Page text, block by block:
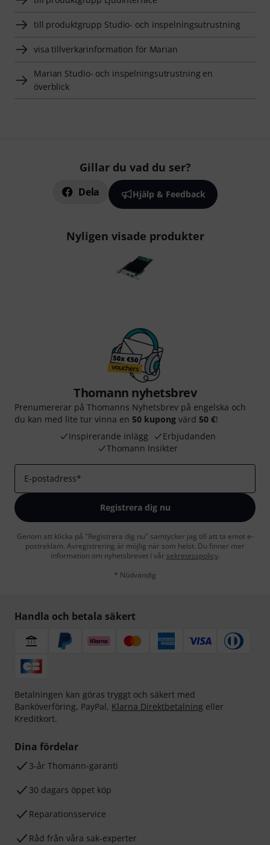
till produktgrupp Studio- och inspelningsutrustning
visa tillverkarinformation för Marian
Marian Studio- och inspelningsutrustning en
överblick
Gillar du vad du ser?
Dela Hjälp & Feedback
Nyligen visade produkter
Thomann nyhetsbrev
Prenumererar på Thomanns Nyhetsbrev på engelska och
du kan med lite tur vinna en 50 kupong värd 50 €!
Inspirerande inlägg
Erbjudanden
Thomann Insikter
E-postadress*
Registrera dig nu
Genom att klicka på "Registrera dig nu" samtycker jag till att ta emot e-
postreklam. Avregistrering är möjlig när som helst. Du finner mer
information om nyhetsbrevet i vår sekretesspolicy.
* Nödvändig
Handla och betala säkert
Betalningen kan göras tryggt och säkert med
Banköverföring, PayPal, Klarna Direktbetalning eller
Kreditkort.
Dina fördelar
3-år Thomann-garanti
30 dagars öppet köp
Reparationsservice
Råd från våra sak-experter